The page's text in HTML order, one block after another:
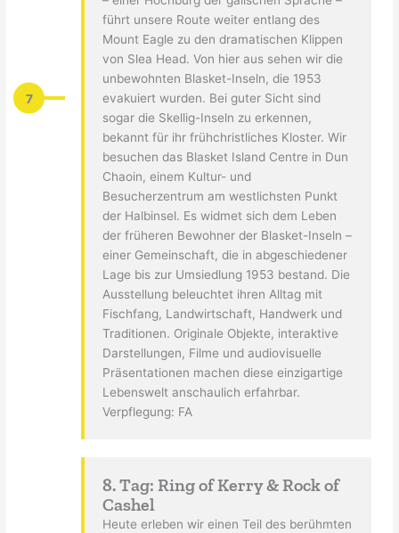
7
führt unsere Route weiter entlang des
Mount Eagle zu den dramatischen Klippen
von Slea Head. Von hier aus sehen wir die
unbewohnten Blasket-Inseln, die 1953
evakuiert wurden. Bei guter Sicht sind
sogar die Skellig-Inseln zu erkennen,
bekannt für ihr frühchristliches Kloster. Wir
besuchen das Blasket Island Centre in Dun
Chaoin, einem Kultur- und
Besucherzentrum am westlichsten Punkt
der Halbinsel. Es widmet sich dem Leben
der früheren Bewohner der Blasket-Inseln –
einer Gemeinschaft, die in abgeschiedener
Lage bis zur Umsiedlung 1953 bestand. Die
Ausstellung beleuchtet ihren Alltag mit
Fischfang, Landwirtschaft, Handwerk und
Traditionen. Originale Objekte, interaktive
Darstellungen, Filme und audiovisuelle
Präsentationen machen diese einzigartige
Lebenswelt anschaulich erfahrbar.
Verpflegung: FA
8. Tag: Ring of Kerry & Rock of
Cashel
Heute erleben wir einen Teil des berühmten